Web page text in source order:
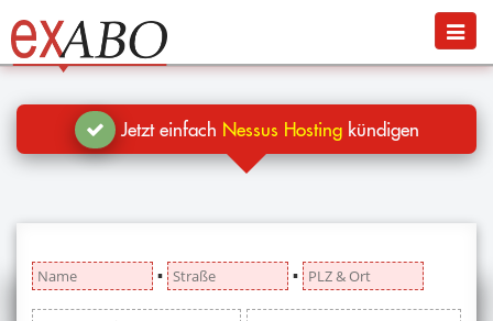
Jetzt kündigen
Blog
Hilfe
Menü
Jetzt einfach Nessus Hostingkündigen
▪ ▪